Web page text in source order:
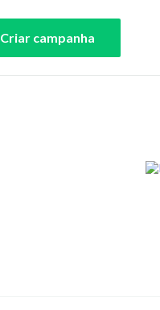
Criar campanha